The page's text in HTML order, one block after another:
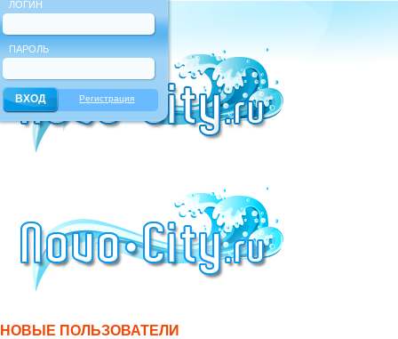
ЛОГИН
ПАРОЛЬ
Регистрация
НОВЫЕ ПОЛЬЗОВАТЕЛИ